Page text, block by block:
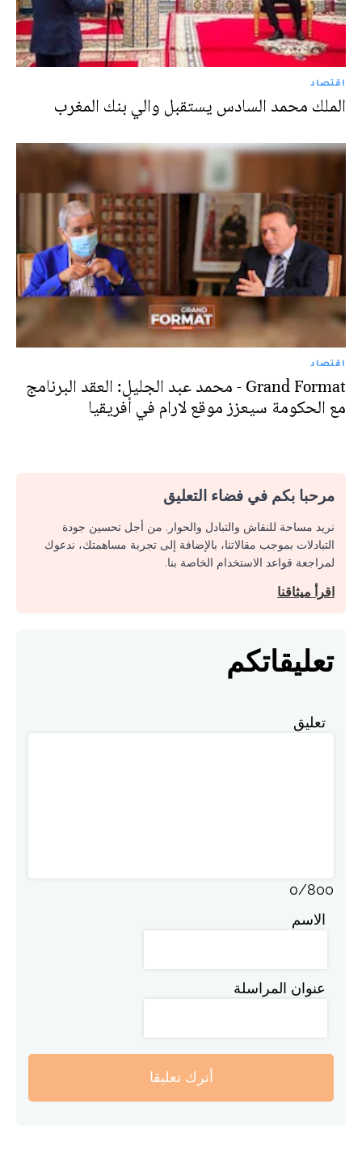
اقتصاد
الملك محمد السادس يستقبل والي بنك المغرب
اقتصاد
Grand Format - محمد عبد الجليل: العقد البرنامج
مع الحكومة سيعزز موقع لارام في أفريقيا
مرحبا بكم في فضاء التعليق
نريد مساحة للنقاش والتبادل والحوار. من أجل تحسين جودة
التبادلات بموجب مقالاتنا، بالإضافة إلى تجربة مساهمتك، ندعوك
لمراجعة قواعد الاستخدام الخاصة بنا.
اقرأ ميثاقنا
تعليقاتكم
تعليق
0/800
الاسم
عنوان المراسلة
أترك تعليقا